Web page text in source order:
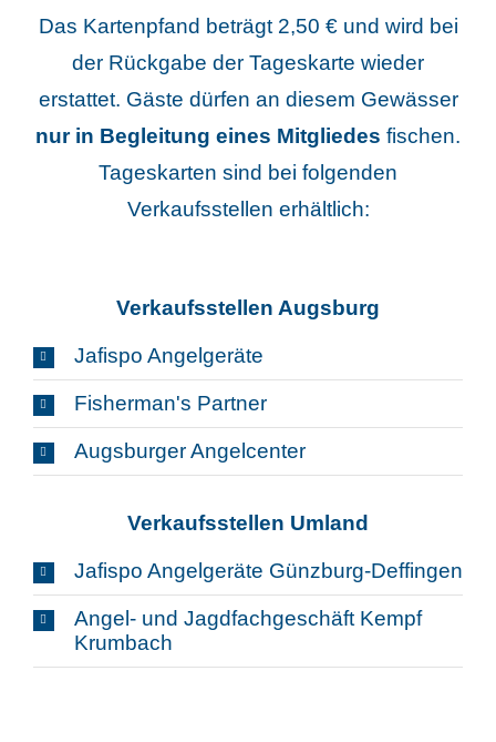
Das Kartenpfand beträgt 2,50 € und wird bei
der Rückgabe der Tageskarte wieder
erstattet. Gäste dürfen an diesem Gewässer
nur in Begleitung eines Mitgliedes fischen.
Tageskarten sind bei folgenden
Verkaufsstellen erhältlich:
Verkaufsstellen Augsburg
Jafispo Angelgeräte
Fisherman's Partner
Augsburger Angelcenter
Verkaufsstellen Umland
Jafispo Angelgeräte Günzburg-Deffingen
Angel- und Jagdfachgeschäft Kempf
Krumbach